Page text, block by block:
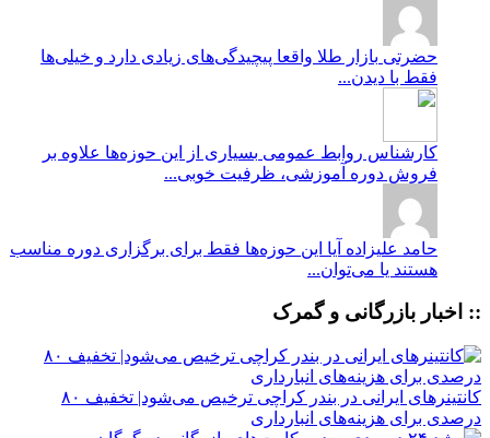
حضرتی بازار طلا واقعا پیچیدگی‌های زیادی دارد و خیلی‌ها
فقط با دیدن...
کارشناس روابط عمومی بسیاری از این حوزه‌ها علاوه بر
فروش دوره آموزشی، ظرفیت خوبی...
حامد علیزاده آیا این حوزه‌ها فقط برای برگزاری دوره مناسب
هستند یا می‌توان...
:: اخبار بازرگانی و گمرک
کانتینرهای ایرانی در بندر کراچی ترخیص می‌شود| تخفیف ۸۰
درصدی برای هزینه‌های انبارداری